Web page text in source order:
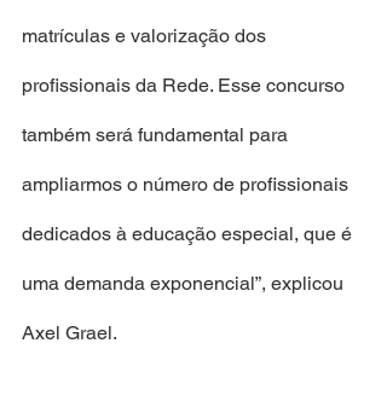
matrículas e valorização dos
profissionais da Rede. Esse concurso
também será fundamental para
ampliarmos o número de profissionais
dedicados à educação especial, que é
uma demanda exponencial”, explicou
Axel Grael.